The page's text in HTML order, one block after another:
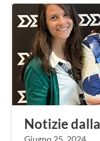
Notizie
Giugno 25, 2024